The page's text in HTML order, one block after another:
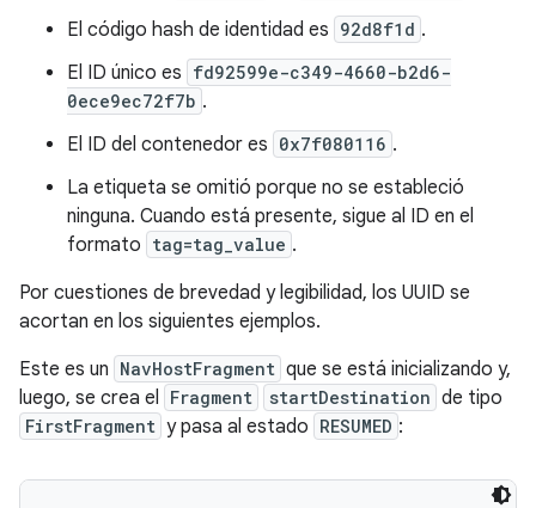
El código hash de identidad es 92d8f1d .
El ID único es fd92599e-c349-4660-b2d6-
0ece9ec72f7b .
El ID del contenedor es 0x7f080116 .
La etiqueta se omitió porque no se estableció
ninguna. Cuando está presente, sigue al ID en el
formato tag=tag_value .
Por cuestiones de brevedad y legibilidad, los UUID se
acortan en los siguientes ejemplos.
Este es un NavHostFragment que se está inicializando y,
luego, se crea el Fragment startDestination de tipo
FirstFragment y pasa al estado RESUMED :